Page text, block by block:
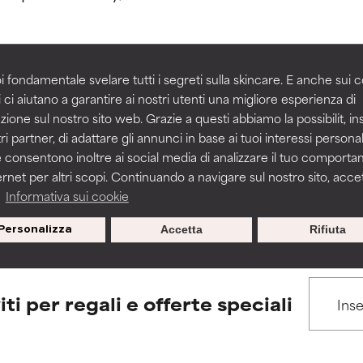
fondamentale svelare tutti i segreti sulla skincare. E anche sui
ci aiutano a garantire ai nostri utenti una migliore esperienza di
sul nostro sito web. Grazie a questi abbiamo la possibilit,
partner, di adattare gli annunci in base ai tuoi interessi
consentono inoltre ai social media di analizzare il tuo
per altri scopi. Continuando a navigare sul nostro sito,
Informativa sui cookie
Rifiuta
Accetta
BACK TO SEARCH
to assess ingredients in this dictionary. Regulations
irritante, ma può presentare problemi per come appare
problemi di altro tipo che ne limitano l'utilità.
Il rischio aumenta se combinato con altri ingredienti
infiammazioni, secchezza, ecc. Può offrire benefici solo
che fa più male che bene.
irritante, ma può presentare problemi per come appare
problemi di altro tipo che ne limitano l'utilità.
Il rischio aumenta se combinato con altri ingredienti
infiammazioni, secchezza, ecc. Può offrire benefici solo
che fa più male che bene.
per regali e offerte speciali